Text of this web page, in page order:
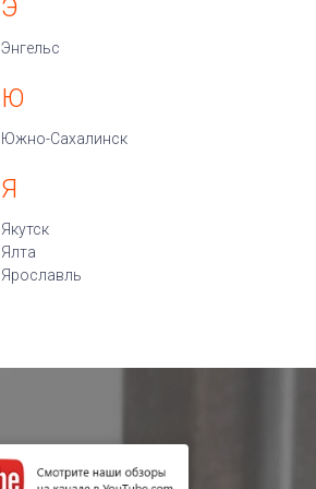
Э
Энгельс
Ю
Южно-Сахалинск
Я
Якутск
Ялта
Ярославль